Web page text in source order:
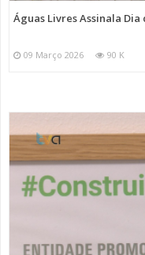
Águas Livres Assinala
09 Março 2026 90 K